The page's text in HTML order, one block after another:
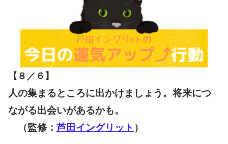
【８／６ 】
人の集まるところに出かけましょう。将来につ
ながる出会いがあるかも。
（監修： 芦田イングリット ）